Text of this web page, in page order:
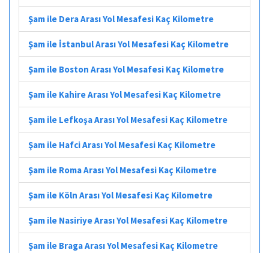
Şam ile Dera Arası Yol Mesafesi Kaç Kilometre
Şam ile İstanbul Arası Yol Mesafesi Kaç Kilometre
Şam ile Boston Arası Yol Mesafesi Kaç Kilometre
Şam ile Kahire Arası Yol Mesafesi Kaç Kilometre
Şam ile Lefkoşa Arası Yol Mesafesi Kaç Kilometre
Şam ile Hafci Arası Yol Mesafesi Kaç Kilometre
Şam ile Roma Arası Yol Mesafesi Kaç Kilometre
Şam ile Köln Arası Yol Mesafesi Kaç Kilometre
Şam ile Nasiriye Arası Yol Mesafesi Kaç Kilometre
Şam ile Braga Arası Yol Mesafesi Kaç Kilometre